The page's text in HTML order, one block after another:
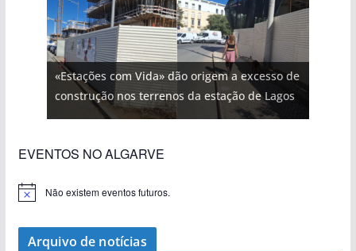
«Estações com Vida» dão origem a excesso de
construção nos terrenos da estação de Lagos
EVENTOS NO ALGARVE
Não existem eventos futuros.
Arquivo de notícias